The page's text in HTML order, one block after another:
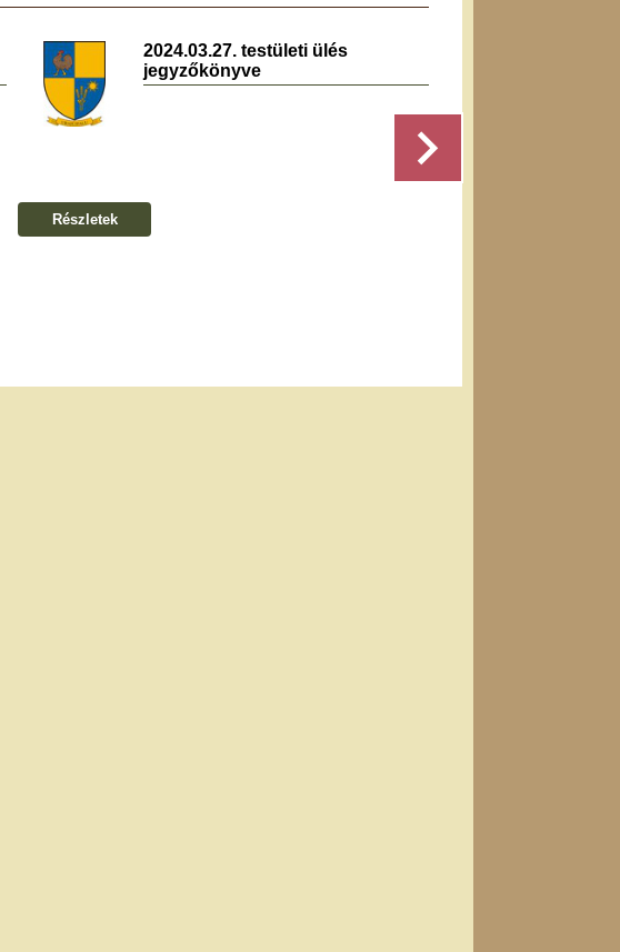
2024.03.27. testületi ülés
jegyzőkönyve
Részletek